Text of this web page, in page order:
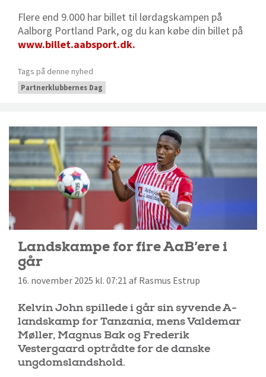
Flere end 9.000 har billet til lørdagskampen på
Aalborg Portland Park, og du kan købe din billet på
www.billet.aabsport.dk.
Tags på denne nyhed
Partnerklubbernes Dag
Landskampe for fire AaB’ere i
går
16. november 2025 kl. 07:21 af Rasmus Estrup
Kelvin John spillede i går sin syvende A-
landskamp for Tanzania, mens Valdemar
Møller, Magnus Bak og Frederik
Vestergaard optrådte for de danske
ungdomslandshold.